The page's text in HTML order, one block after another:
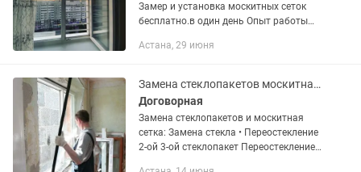
Замер и установка москитных сеток
бесплатно.в один день Опыт работы
всех видов Наружные Обычные
Астана, 29 июня
Замена стеклопакетов москитная сетка замена стекло ремонт окон переостеклен
Договорная
Замена стеклопакетов и москитная
сетка: Замена стекла • Переостекление
2-ой 3-ой стеклопакет Переостекление